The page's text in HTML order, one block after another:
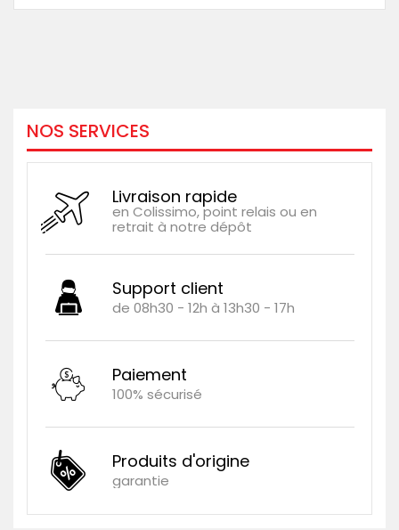
NOS SERVICES
Livraison rapide
en Colissimo, point relais ou en
retrait à notre dépôt
Support client
de 08h30 - 12h à 13h30 - 17h
Paiement
100% sécurisé
Produits d'origine
garantie